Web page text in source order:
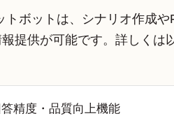
トボットは、シナリオ作成
提供が可能です。詳しくは
答精度・品質向上機能